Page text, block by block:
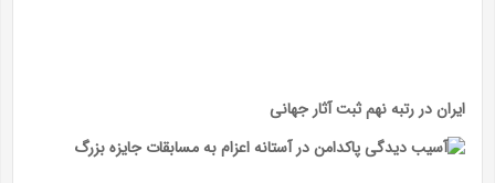
ایران در رتبه نهم ثبت آثار جهانی